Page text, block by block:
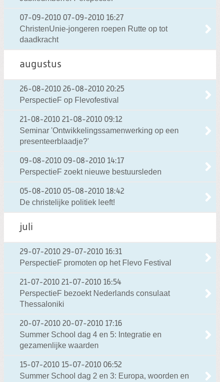
07-09-2010 07-09-2010 16:27
ChristenUnie-jongeren roepen Rutte op tot
daadkracht
augustus
26-08-2010 26-08-2010 20:25
PerspectieF op Flevofestival
21-08-2010 21-08-2010 09:12
Seminar 'Ontwikkelingssamenwerking op een
presenteerblaadje?'
09-08-2010 09-08-2010 14:17
PerspectieF zoekt nieuwe bestuursleden
05-08-2010 05-08-2010 18:42
De christelijke politiek leeft!
juli
29-07-2010 29-07-2010 16:31
PerspectieF promoten op het Flevo Festival
21-07-2010 21-07-2010 16:54
PerspectieF bezoekt Nederlands consulaat
Thessaloniki
20-07-2010 20-07-2010 17:16
Summer School dag 4 en 5: Integratie en
gezamenlijke waarden
15-07-2010 15-07-2010 06:52
Summer School dag 2 en 3: Europa, woorden en